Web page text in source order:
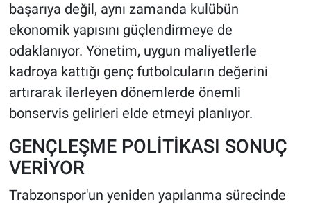
başarıya değil, aynı zamanda kulübün
ekonomik yapısını güçlendirmeye de
odaklanıyor. Yönetim, uygun maliyetlerle
kadroya kattığı genç futbolcuların değerini
artırarak ilerleyen dönemlerde önemli
bonservis gelirleri elde etmeyi planlıyor.
GENÇLEŞME POLİTİKASI SONUÇ
VERİYOR
Trabzonspor'un yeniden yapılanma sürecinde
MAGAZİN
Bilim, Teknoloji